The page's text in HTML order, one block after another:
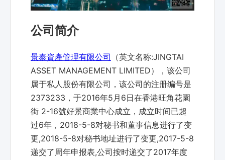
公司简介
景泰資產管理有限公司 （英文名称:JINGTAI
ASSET MANAGEMENT LIMITED），该公司
属于私人股份有限公司，该公司的注册编号是
2373233，于2016年5月6日在香港旺角花園
街 2-16號好景商業中心成立，成立时间已超
过6年，2018-5-8对秘书和董事信息进行了变
更,2018-5-8对秘书地址进行了变更,2017-5-8
递交了周年申报表,公司按时递交了2017年度